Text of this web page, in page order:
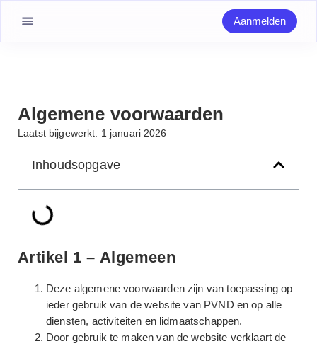
Aanmelden
Algemene voorwaarden
Laatst bijgewerkt: 1 januari 2026
Inhoudsopgave
Artikel 1 – Algemeen
Deze algemene voorwaarden zijn van toepassing op
ieder gebruik van de website van PVND en op alle
diensten, activiteiten en lidmaatschappen.
Door gebruik te maken van de website verklaart de